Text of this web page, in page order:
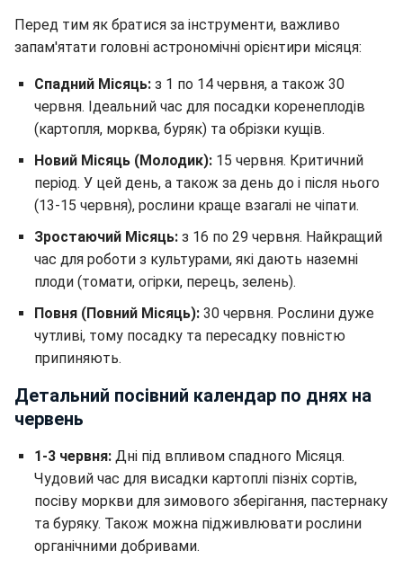
Перед тим як братися за інструменти, важливо
запам'ятати головні астрономічні орієнтири місяця:
Спадний Місяць: з 1 по 14 червня, а також 30
червня. Ідеальний час для посадки коренеплодів
(картопля, морква, буряк) та обрізки кущів.
Новий Місяць (Молодик): 15 червня. Критичний
період. У цей день, а також за день до і після нього
(13-15 червня), рослини краще взагалі не чіпати.
Зростаючий Місяць: з 16 по 29 червня. Найкращий
час для роботи з культурами, які дають наземні
плоди (томати, огірки, перець, зелень).
Повня (Повний Місяць): 30 червня. Рослини дуже
чутливі, тому посадку та пересадку повністю
припиняють.
Детальний посівний календар по днях на
червень
1-3 червня: Дні під впливом спадного Місяця.
Чудовий час для висадки картоплі пізніх сортів,
посіву моркви для зимового зберігання, пастернаку
та буряку. Також можна підживлювати рослини
органічними добривами.